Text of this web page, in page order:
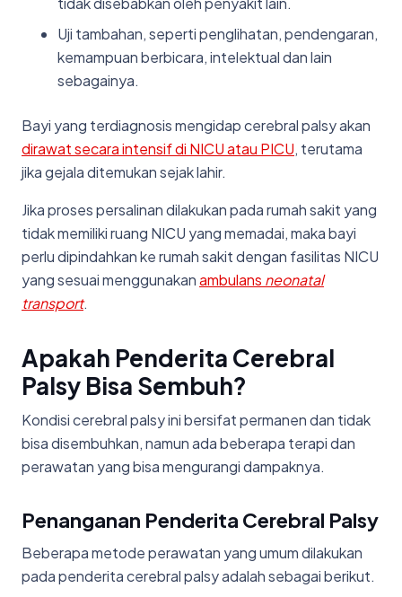
Uji tambahan, seperti penglihatan, pendengaran,
kemampuan berbicara, intelektual dan lain
sebagainya.
Bayi yang terdiagnosis mengidap cerebral palsy akan
dirawat secara intensif di NICU atau PICU, terutama
jika gejala ditemukan sejak lahir.
Jika proses persalinan dilakukan pada rumah sakit yang
tidak memiliki ruang NICU yang memadai, maka bayi
perlu dipindahkan ke rumah sakit dengan fasilitas NICU
yang sesuai menggunakanambulans neonatal
transport.
Apakah Penderita Cerebral
Palsy Bisa Sembuh?
Kondisi cerebral palsy ini bersifat permanen dan tidak
bisa disembuhkan, namun ada beberapa terapi dan
perawatan yang bisa mengurangi dampaknya.
Penanganan Penderita Cerebral Palsy
Beberapa metode perawatan yang umum dilakukan
pada penderita cerebral palsy adalah sebagai berikut.